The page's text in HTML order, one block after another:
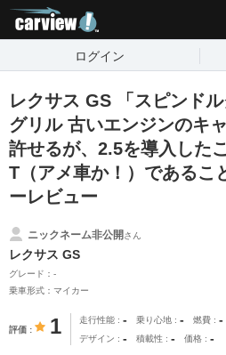
ログイン
レクサス GS 「スピンド
グリル 古いエンジンのキ
許せるが、2.5を導入した
T（アメ車か！）であるこ
ーレビュー
ニックネーム非公開さん
レクサス GS
グレード：-
乗車形式：マイカー
評価 1 走行性能 - 乗り心地 - 燃費 -
デザイン - 積載性 - 価格 -